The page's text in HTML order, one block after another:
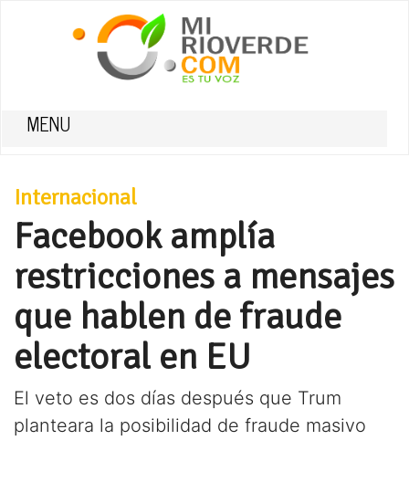
MENU
Internacional
Facebook amplía
restricciones a mensajes
que hablen de fraude
electoral en EU
El veto es dos días después que Trum
planteara la posibilidad de fraude masivo